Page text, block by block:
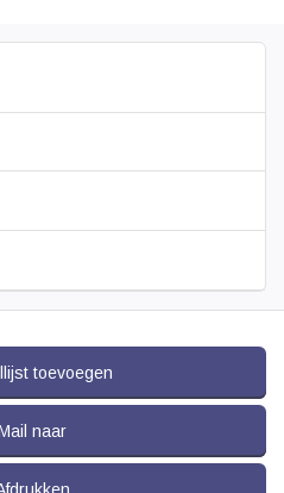
toevoegen
naar